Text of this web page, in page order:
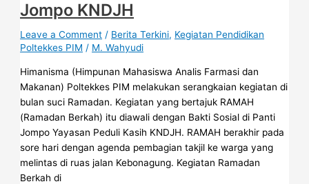
Jompo KNDJH
Leave a Comment / Berita Terkini, Kegiatan Pendidikan
Poltekkes PIM / M. Wahyudi
Himanisma (Himpunan Mahasiswa Analis Farmasi dan
Makanan) Poltekkes PIM melakukan serangkaian kegiatan di
bulan suci Ramadan. Kegiatan yang bertajuk RAMAH
(Ramadan Berkah) itu diawali dengan Bakti Sosial di Panti
Jompo Yayasan Peduli Kasih KNDJH. RAMAH berakhir pada
sore hari dengan agenda pembagian takjil ke warga yang
melintas di ruas jalan Kebonagung. Kegiatan Ramadan
Berkah di